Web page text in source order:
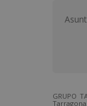
GRUPO
Tarragona.